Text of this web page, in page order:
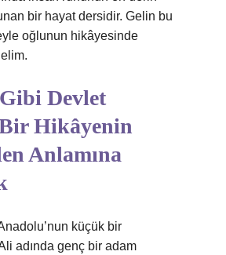
bir hayat dersidir. Gelin bu
oğlunun hikâyesinde
Devlet
Hikâyenin
Anlamına
küçük bir
adında genç bir adam